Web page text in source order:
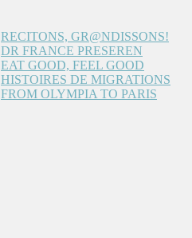
RECITONS, GR@NDISSONS!
DR FRANCE PRESEREN
EAT GOOD, FEEL GOOD
HISTOIRES DE MIGRATIONS
FROM OLYMPIA TO PARIS